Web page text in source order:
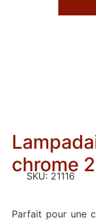
chrome
SKU: 21116
Parfait pour une